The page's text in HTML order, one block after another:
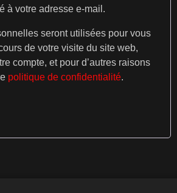
à votre adresse e-mail.
seront utilisées pour vous
de votre visite du site web,
compte, et pour d’autres raisons
politique de confidentialité.